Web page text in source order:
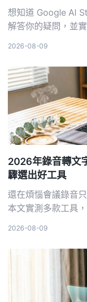
要
想知道 Google AI
解答你的疑問，並
2026-08-09
2026年錄音轉文
驟選出好工具
還在煩惱會議錄音
本文實測多款工具
2026-08-09